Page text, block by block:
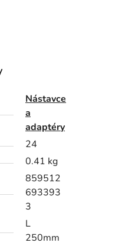
Nástavce
a
adaptéry
24
0.41 kg
859512
693393
3
L
250mm